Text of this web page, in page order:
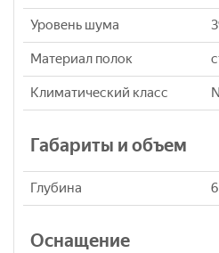
Уровень шума
Материал полок
Климатический класс N
Габариты и объем
Глубина
Оснащение